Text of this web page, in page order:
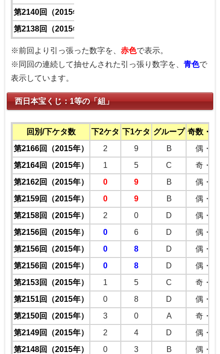
第2140回（2015年）
第2138回（2015年）
※前回より引っ張った数字を、 赤色で表示。
※同回の連続して抽せんされた引っ張り数字を、 青色で
表示しています。
西日本宝くじ：1等の「組」
回別/下ケタ数 下2ケタ 下1ケタ グループ 奇数・
第2166回（2015年）
2 9 B
偶・奇
第2164回（2015年）
1 5 C
奇・奇
第2162回（2015年）
0 9 B
偶・奇
第2159回（2015年）
0 9 B
偶・奇
第2158回（2015年）
2 0 D
偶・偶
第2156回（2015年）
0 6 D
偶・偶
第2156回（2015年）
0 8 D
偶・偶
第2156回（2015年）
0 8 D
偶・偶
第2153回（2015年）
1 5 C
奇・奇
第2151回（2015年）
0 8 D
偶・偶
第2150回（2015年）
3 0 A
奇・偶
第2149回（2015年）
2 4 D
偶・偶
第2148回（2015年）
0 3 B
偶・奇